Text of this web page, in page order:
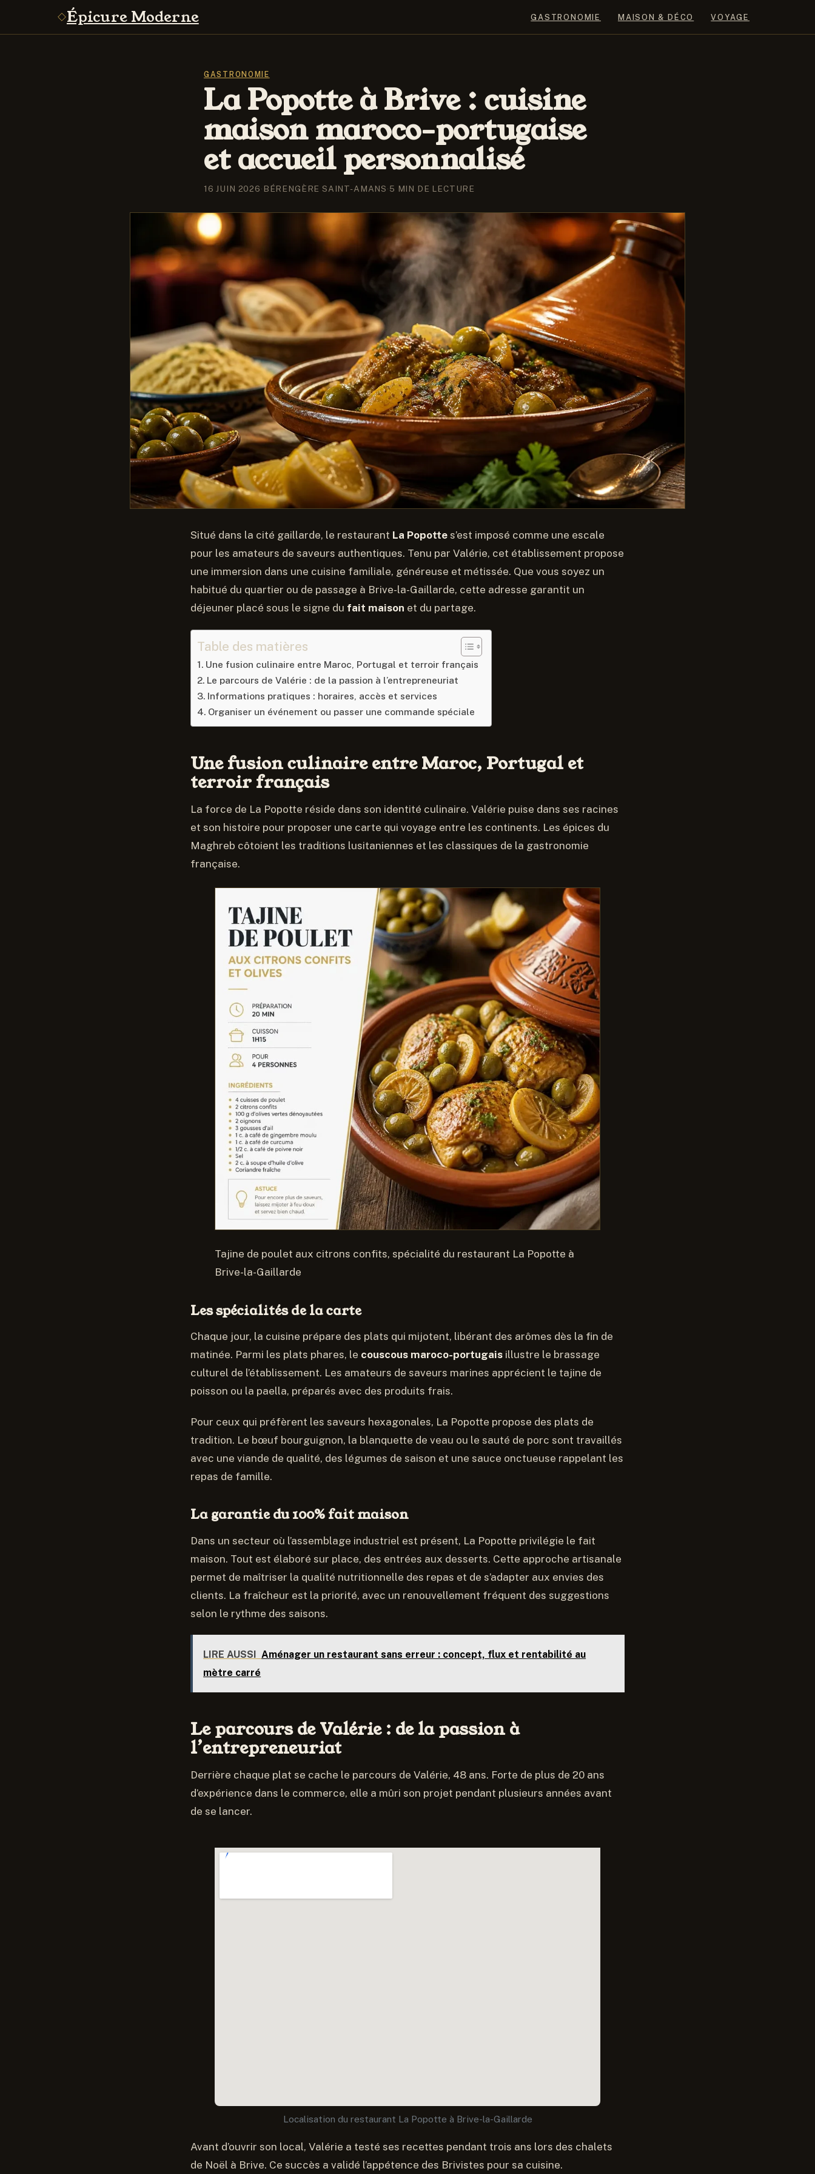
Épicure Moderne GASTRONOMIE MAISON & DÉCO VOYAGE
GASTRONOMIE
La Popotte à Brive : cuisine
maison maroco-portugaise
et accueil personnalisé
16 JUIN 2026·BÉRENGÈRE SAINT-AMANS·5 MIN DE LECTURE
Situé dans la cité gaillarde, le restaurant La Popotte s’est imposé comme une escale
pour les amateurs de saveurs authentiques. Tenu par Valérie, cet établissement propose
une immersion dans une cuisine familiale, généreuse et métissée. Que vous soyez un
habitué du quartier ou de passage à Brive-la-Gaillarde, cette adresse garantit un
déjeuner placé sous le signe du fait maison et du partage.
Table des matières
Une fusion culinaire entre Maroc, Portugal et terroir français
Le parcours de Valérie : de la passion à l’entrepreneuriat
Informations pratiques : horaires, accès et services
Organiser un événement ou passer une commande spéciale
Une fusion culinaire entre Maroc, Portugal et
terroir français
La force de La Popotte réside dans son identité culinaire. Valérie puise dans ses racines
et son histoire pour proposer une carte qui voyage entre les continents. Les épices du
Maghreb côtoient les traditions lusitaniennes et les classiques de la gastronomie
française.
Tajine de poulet aux citrons confits, spécialité du restaurant La Popotte à
Brive-la-Gaillarde
Les spécialités de la carte
Chaque jour, la cuisine prépare des plats qui mijotent, libérant des arômes dès la fin de
matinée. Parmi les plats phares, le couscous maroco-portugais illustre le brassage
culturel de l’établissement. Les amateurs de saveurs marines apprécient le tajine de
poisson ou la paella, préparés avec des produits frais.
Pour ceux qui préfèrent les saveurs hexagonales, La Popotte propose des plats de
tradition. Le bœuf bourguignon, la blanquette de veau ou le sauté de porc sont travaillés
avec une viande de qualité, des légumes de saison et une sauce onctueuse rappelant les
repas de famille.
La garantie du 100% fait maison
Dans un secteur où l’assemblage industriel est présent, La Popotte privilégie le fait
maison. Tout est élaboré sur place, des entrées aux desserts. Cette approche artisanale
permet de maîtriser la qualité nutritionnelle des repas et de s’adapter aux envies des
clients. La fraîcheur est la priorité, avec un renouvellement fréquent des suggestions
selon le rythme des saisons.
LIRE AUSSI
Aménager un restaurant sans erreur : concept, flux et rentabilité au
mètre carré
Le parcours de Valérie : de la passion à
l’entrepreneuriat
Derrière chaque plat se cache le parcours de Valérie, 48 ans. Forte de plus de 20 ans
d’expérience dans le commerce, elle a mûri son projet pendant plusieurs années avant
de se lancer.
Localisation du restaurant La Popotte à Brive-la-Gaillarde
Avant d’ouvrir son local, Valérie a testé ses recettes pendant trois ans lors des chalets
de Noël à Brive. Ce succès a validé l’appétence des Brivistes pour sa cuisine.